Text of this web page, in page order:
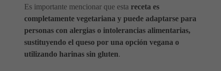
Es importante mencionar que esta receta es
completamente vegetariana y puede adaptarse para
personas con alergias o intolerancias alimentarias,
sustituyendo el queso por una opción vegana o
utilizando harinas sin gluten.